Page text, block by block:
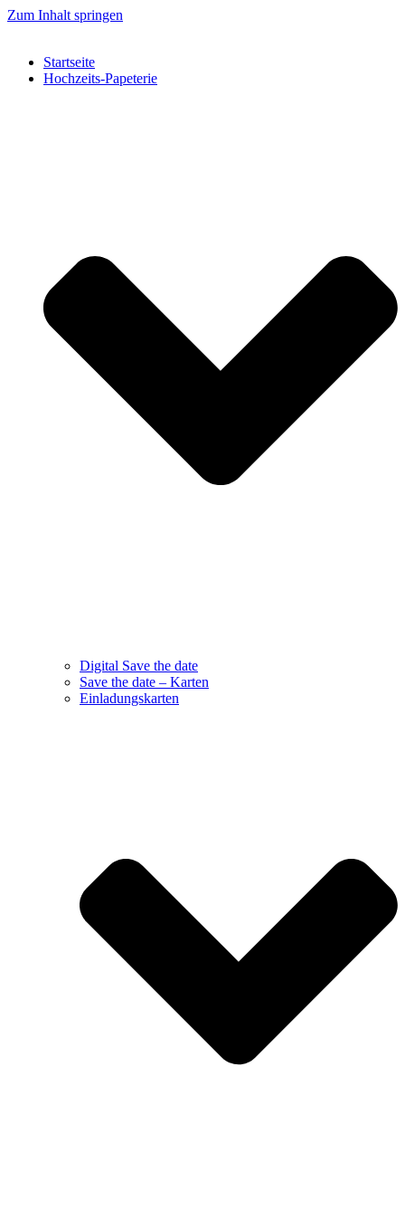
Zum Inhalt springen
Startseite
Hochzeits-Papeterie
Digital Save the date
Save the date – Karten
Einladungskarten